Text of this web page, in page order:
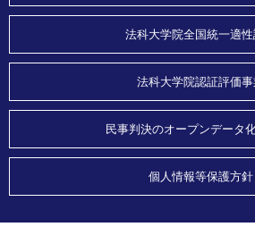
法科大学院全国統一適
法科大学院認証評価事
民事判決のオープンデータ
個人情報等保護方針